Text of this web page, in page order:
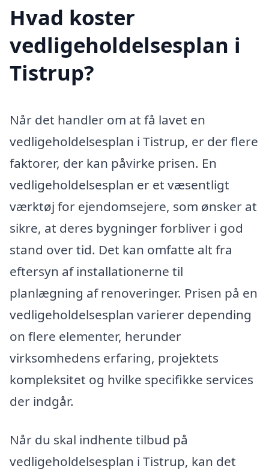
Hvad koster
vedligeholdelsesplan i
Tistrup?
Når det handler om at få lavet en
vedligeholdelsesplan i Tistrup, er der flere
faktorer, der kan påvirke prisen. En
vedligeholdelsesplan er et væsentligt
værktøj for ejendomsejere, som ønsker at
sikre, at deres bygninger forbliver i god
stand over tid. Det kan omfatte alt fra
eftersyn af installationerne til
planlægning af renoveringer. Prisen på en
vedligeholdelsesplan varierer depending
on flere elementer, herunder
virksomhedens erfaring, projektets
kompleksitet og hvilke specifikke services
der indgår.
Når du skal indhente tilbud på
vedligeholdelsesplan i Tistrup, kan det